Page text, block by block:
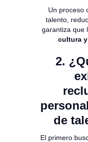
Un proceso
talento,
garantiza que
cultura
2.
de
El primero